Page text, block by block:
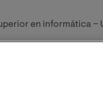
en informática –